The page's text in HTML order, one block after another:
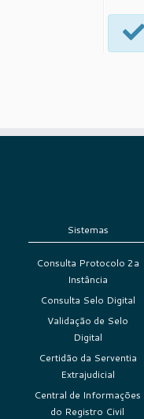
Sistemas
Consulta Protocolo 2a
Instância
Consulta Selo Digital
Validação de Selo
Digital
Certidão da Serventia
Extrajudicial
Central de Informações
do Registro Civil